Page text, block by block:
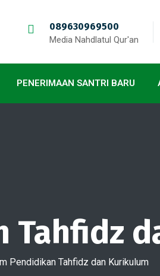
089630969500
Media Nahdlatul Qur'an
PENERIMAAN SANTRI BARU
Tahfidz
Pendidikan Tahfidz dan Kurikulum